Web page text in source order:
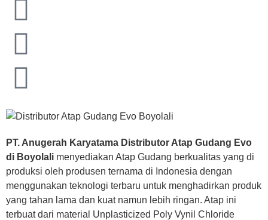
PT. Anugerah Karyatama Distributor Atap Gudang Evo
di Boyolali menyediakan Atap Gudang berkualitas yang di
produksi oleh produsen ternama di Indonesia dengan
menggunakan teknologi terbaru untuk menghadirkan produk
yang tahan lama dan kuat namun lebih ringan. Atap ini
terbuat dari material Unplasticized Poly Vynil Chloride